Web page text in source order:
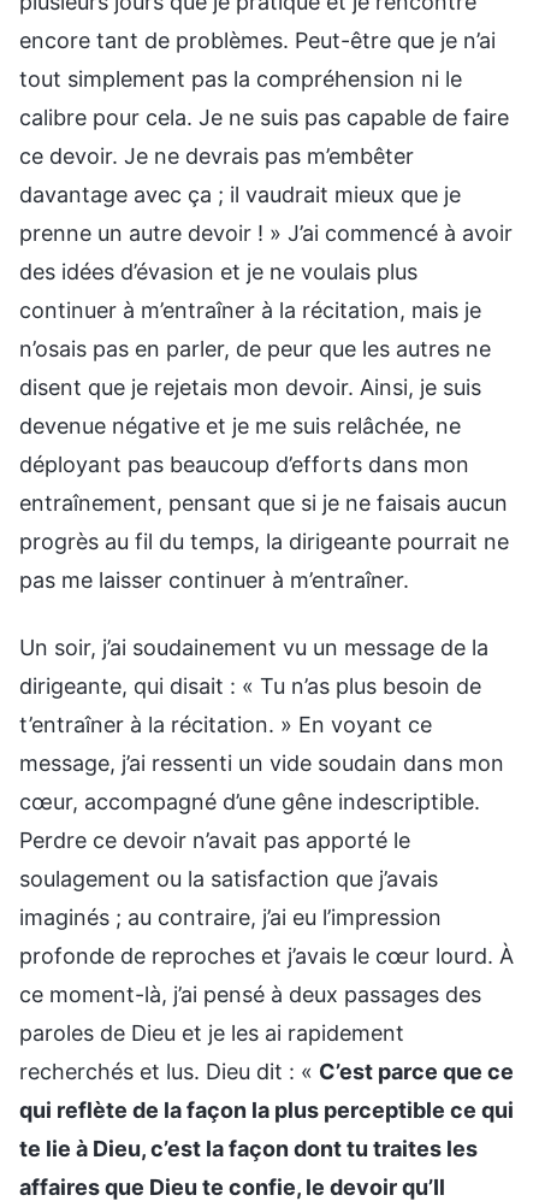
encore tant de problèmes. Peut-être que je n’ai
tout simplement pas la compréhension ni le
calibre pour cela. Je ne suis pas capable de faire
ce devoir. Je ne devrais pas m’embêter
davantage avec ça ; il vaudrait mieux que je
prenne un autre devoir ! » J’ai commencé à avoir
des idées d’évasion et je ne voulais plus
continuer à m’entraîner à la récitation, mais je
n’osais pas en parler, de peur que les autres ne
disent que je rejetais mon devoir. Ainsi, je suis
devenue négative et je me suis relâchée, ne
déployant pas beaucoup d’efforts dans mon
entraînement, pensant que si je ne faisais aucun
progrès au fil du temps, la dirigeante pourrait ne
pas me laisser continuer à m’entraîner.
Un soir, j’ai soudainement vu un message de la
dirigeante, qui disait : « Tu n’as plus besoin de
t’entraîner à la récitation. » En voyant ce
message, j’ai ressenti un vide soudain dans mon
cœur, accompagné d’une gêne indescriptible.
Perdre ce devoir n’avait pas apporté le
soulagement ou la satisfaction que j’avais
imaginés ; au contraire, j’ai eu l’impression
profonde de reproches et j’avais le cœur lourd. À
ce moment-là, j’ai pensé à deux passages des
paroles de Dieu et je les ai rapidement
recherchés et lus. Dieu dit : « C’est parce que ce
qui reflète de la façon la plus perceptible ce qui
te lie à Dieu, c’est la façon dont tu traites les
affaires que Dieu te confie, le devoir qu’Il